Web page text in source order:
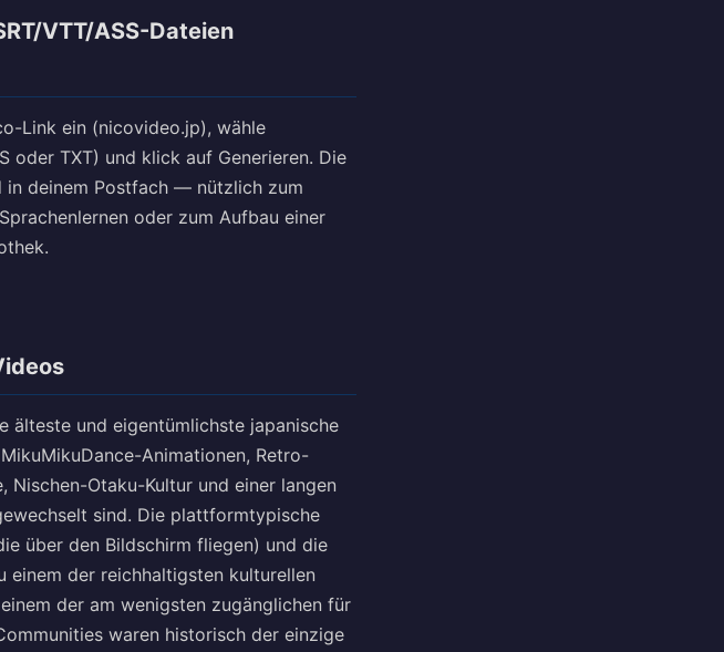
VTT/ASS-Dateien
Link ein (nicovideo.jp), wähle
oder TXT) und klick auf Generieren. Die
in deinem Postfach — nützlich zum
oder zum Aufbau einer
und eigentümlichste japanische
Animationen, Retro-
Nischen-Otaku-Kultur und einer langen
sind. Die plattformtypische
über den Bildschirm fliegen) und die
einem der reichhaltigsten kulturellen
der am wenigsten zugänglichen für
waren historisch der einzige